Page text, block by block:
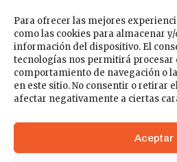
Para ofrecer las mejores
como las cookies para almacenar
información del dispositivo. El
tecnologías nos permitirá procesar
comportamiento de navegación o
en este sitio. No consentir o retirar
afectar negativamente a ciertas
Aceptar
programas de ámbito político ,
fiestas y eventos… para estar a la
acontece en nuestra comarca.
Sobre nosotros
Contáctanos Publicítate con